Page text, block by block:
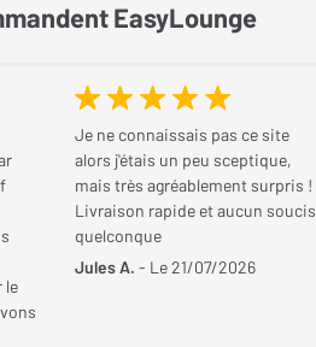
EasyLounge
le
Je ne connaissais pas ce site
alors j'étais un peu sceptique,
mais très agréablement surpris !
Livraison rapide et aucun soucis
quelconque
Jules A. - Le 21/07/2026